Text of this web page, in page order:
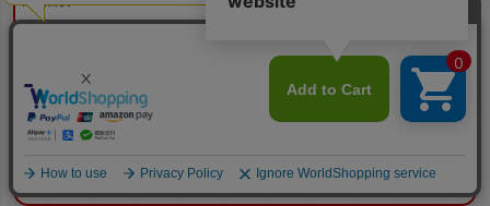
—
印刷サイズ：
—
—
オプション：特殊インクを使用しない
本体代： ¥0 印刷代：¥0
オプション代：¥0
そもそも「版代」ってなに？
印刷方法ごとの必要な版数
版は使いまわせます